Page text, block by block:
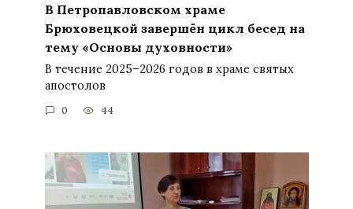
В Петропавловском храме
Брюховецкой завершён цикл бесед на
тему «Основы духовности»
В течение 2025–2026 годов в храме святых
апостолов
0 44